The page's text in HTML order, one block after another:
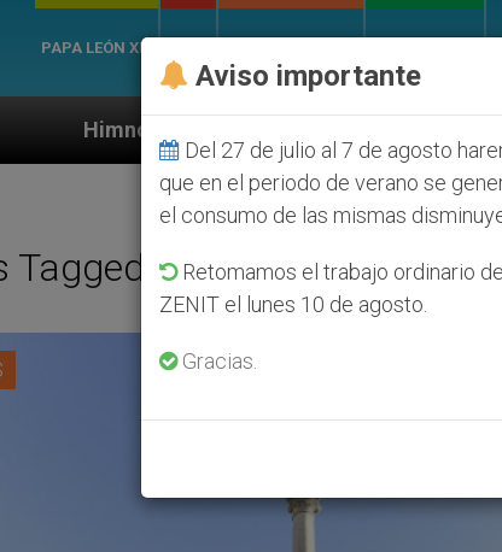
PAPA LEÓN XIV
la Jornada Mundial de la Juventud Seúl 2027
Tagged ‘Fiesta Inmaculada’
Aviso importante
Del 27 de julio al 7 de agosto
que en el periodo de verano se
el consumo de las mismas
Retomamos el trabajo ordinario
ZENIT el lunes 10 de agosto.
Gracias.